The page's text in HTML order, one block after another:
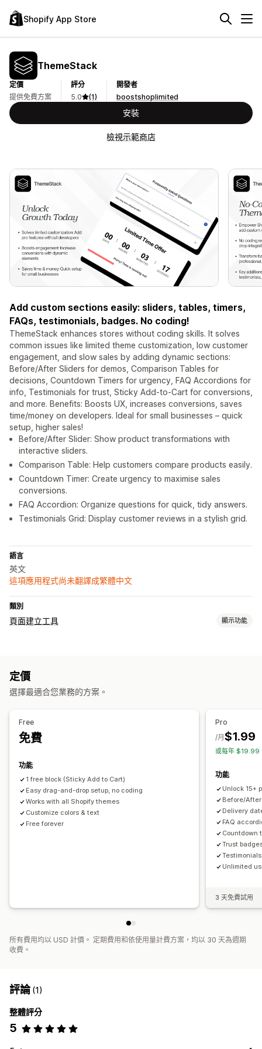
Shopify App Store
ThemeStack
定價
提供免費方案
評分
5.0
(1)
開發者
boostshoplimited
安裝
檢視示範商店
Add custom sections easily: sliders, tables, timers,
FAQs, testimonials, badges. No coding!
ThemeStack enhances stores without coding skills. It solves
common issues like limited theme customization, low customer
engagement, and slow sales by adding dynamic sections:
Before/After Sliders for demos, Comparison Tables for
decisions, Countdown Timers for urgency, FAQ Accordions for
info, Testimonials for trust, Sticky Add-to-Cart for conversions,
and more. Benefits: Boosts UX, increases conversions, saves
time/money on developers. Ideal for small businesses – quick
setup, higher sales!
Before/After Slider: Show product transformations with
interactive sliders.
Comparison Table: Help customers compare products easily.
Countdown Timer: Create urgency to maximise sales
conversions.
FAQ Accordion: Organize questions for quick, tidy answers.
Testimonials Grid: Display customer reviews in a stylish grid.
語言
英文
這項應用程式尚未翻譯成繁體中文
類別
頁面建立工具 顯示功能
定價
選擇最適合您業務的方案。
Free
免費
功能
1 free block (Sticky Add to Cart)
Easy drag-and-drop setup, no coding
Works with all Shopify themes
Customize colors & text
Free forever
Pro
$1.99
/月
或每年 $19.99
功能
Unlock 15+
Before/
Delivery
FAQ
Countdown
Trust
Unlimited
3 天免費試用
所有費用均以 USD 計價。 定期費用和依使用量計費方案，均以 30 天為週期
收費。
評論(1)
整體評分
5